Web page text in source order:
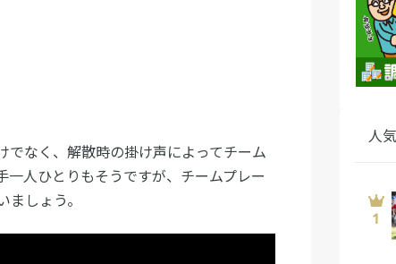
なく、解散時の掛け声によってチーム
人ひとりもそうですが、チームプレー
しょう。
人